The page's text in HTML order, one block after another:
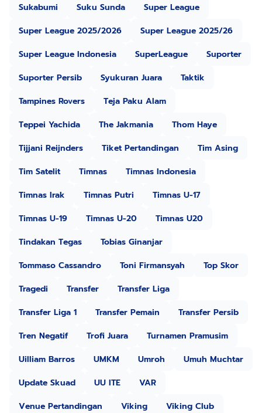
Sukabumi
Suku Sunda
Super League
Super League 2025/2026
Super League 2025/26
Super League Indonesia
SuperLeague
Suporter
Suporter Persib
Syukuran Juara
Taktik
Tampines Rovers
Teja Paku Alam
Teppei Yachida
The Jakmania
Thom Haye
Tijjani Reijnders
Tiket Pertandingan
Tim Asing
Tim Satelit
Timnas
Timnas Indonesia
Timnas Irak
Timnas Putri
Timnas U-17
Timnas U-19
Timnas U-20
Timnas U20
Tindakan Tegas
Tobias Ginanjar
Tommaso Cassandro
Toni Firmansyah
Top Skor
Tragedi
Transfer
Transfer Liga
Transfer Liga 1
Transfer Pemain
Transfer Persib
Tren Negatif
Trofi Juara
Turnamen Pramusim
Uilliam Barros
UMKM Umroh
Umuh Muchtar
Update Skuad
UU ITE
VAR
Venue Pertandingan
Viking
Viking Club